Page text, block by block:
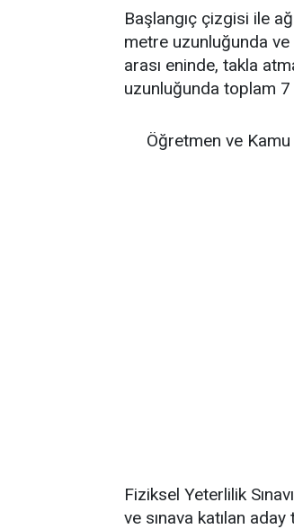
Başlangıç çizgisi ile
metre uzunluğunda ve
arası eninde, takla
uzunluğunda toplam
Öğretmen ve Kamu
Fiziksel Yeterlilik
ve sınava katılan